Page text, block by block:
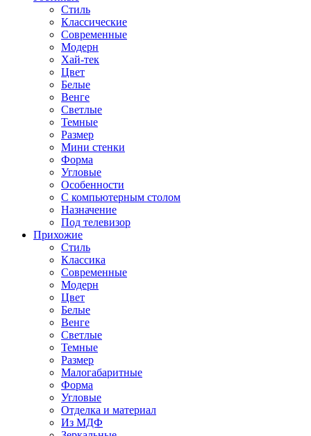
Стиль
Классические
Современные
Модерн
Хай-тек
Цвет
Белые
Венге
Светлые
Темные
Размер
Мини стенки
Форма
Угловые
Особенности
С компьютерным столом
Назначение
Под телевизор
Прихожие
Стиль
Классика
Современные
Модерн
Цвет
Белые
Венге
Светлые
Темные
Размер
Малогабаритные
Форма
Угловые
Отделка и материал
Из МДФ